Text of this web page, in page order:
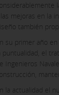
y las mejoras en la
también
su primer año
puntualidad, el
Ingenieros
la actualidad el